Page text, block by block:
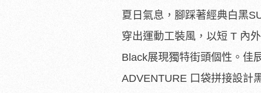
夏日氣息， 腳踩著經典白黑
穿出運動工裝風，以短 T 內
Black展現獨特街頭個性。佳
ADVENTURE 口袋拼接設計